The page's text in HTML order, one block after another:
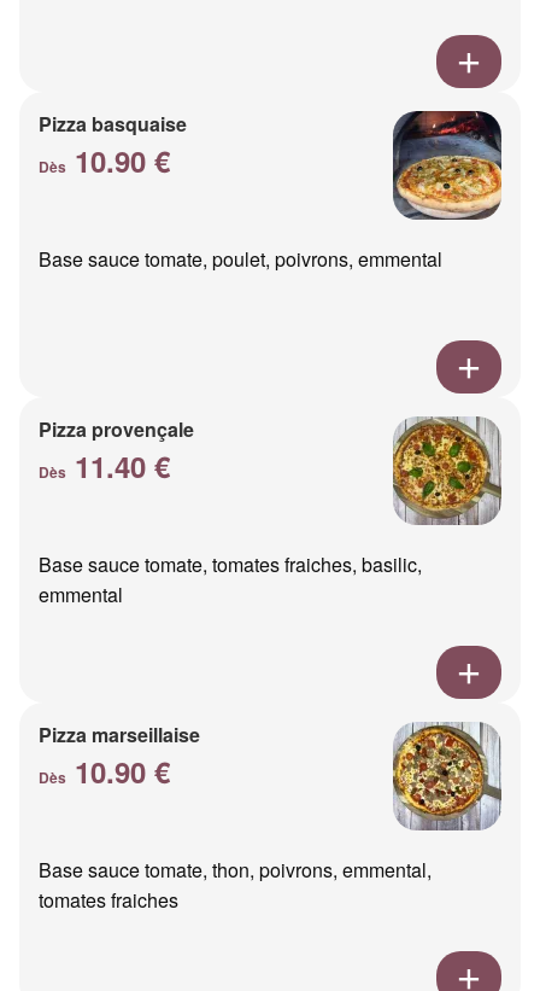
Pizza basquaise
Dès 10.90 €
Base sauce tomate, poulet, poivrons, emmental
Pizza provençale
Dès 11.40 €
Base sauce tomate, tomates fraiches, basilic,
emmental
Pizza marseillaise
Dès 10.90 €
Base sauce tomate, thon, poivrons, emmental,
tomates fraiches